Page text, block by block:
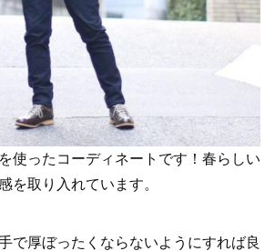
使ったコーディネートです！春らしい
を取り入れています。
で厚ぼったくならないようにすれば良